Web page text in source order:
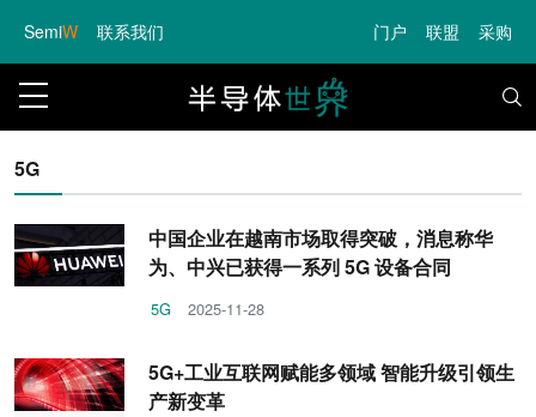
SemiW 联系我们 门户 联盟 采购
5G
中国企业在越南市场取得突破，消息称华
为、中兴已获得一系列 5G 设备合同
5G 2025-11-28
5G+工业互联网赋能多领域 智能升级引领生
产新变革